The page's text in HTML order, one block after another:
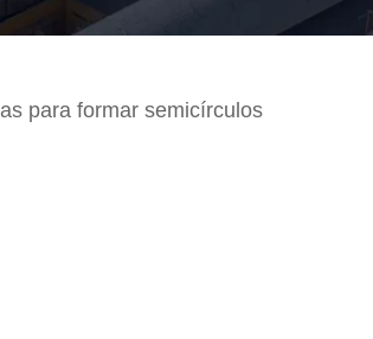
para formar semicírculos